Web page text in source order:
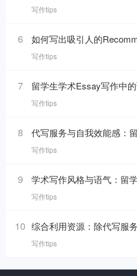
写作tips
6 如何写出吸引人的
写作tips
7 留学生学术Essay写作中
写作tips
8 代写服务与自我效能感：
写作tips
9 学术写作风格与语气：留
写作tips
10 综合利用资源：除代写服
写作tips